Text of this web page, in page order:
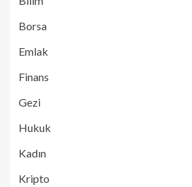
Borsa
Emlak
Finans
Gezi
Hukuk
Kadın
Kripto